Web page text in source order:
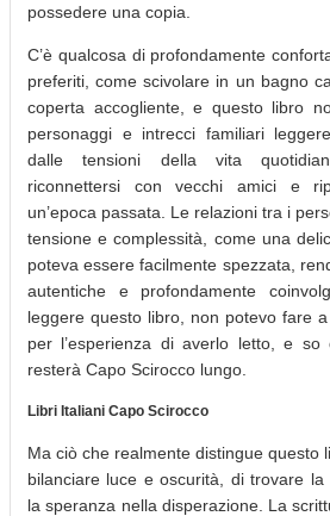
possedere una copia.
C’è qualcosa di profondamente
preferiti, come scivolare in un bagno
coperta accogliente, e questo libro
personaggi e intrecci familiari
dalle tensioni della vita
riconnettersi con vecchi amici e
un’epoca passata. Le relazioni tra i
tensione e complessità, come una
poteva essere facilmente spezzata,
autentiche e profondamente
leggere questo libro, non potevo fare
per l’esperienza di averlo letto, e
resterà Capo Scirocco lungo.
Libri Italiani Capo Scirocco
Ma ciò che realmente distingue questo
bilanciare luce e oscurità, di trovare
la speranza nella disperazione. La